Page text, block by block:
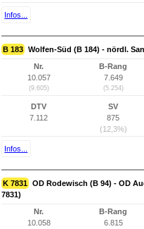
Infos...
B 183 Wolfen-Süd (B 184) - nördl.
Nr.
10.057
(9.605)
B-Rang
7.649
(5.254)
DTV
7.112
SV
875
(12,3%)
Infos...
K 7831 OD Rodewisch (B 94) - OD
7831)
Nr.
10.058
B-Rang
6.815